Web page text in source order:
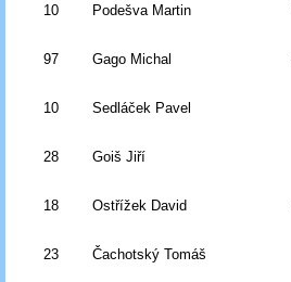
10 Podešva Martin
97 Gago Michal
10 Sedláček Pavel
28 Goiš Jiří
18 Ostřížek David
23 Čachotský Tomáš